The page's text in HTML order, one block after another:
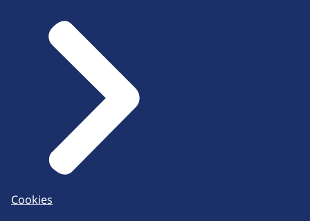
Cookies